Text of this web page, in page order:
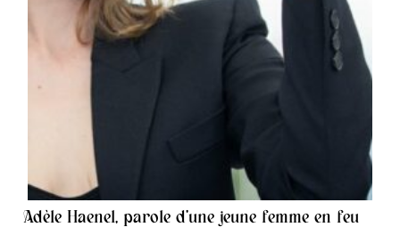
Adèle Haenel, parole d’une jeune femme en feu